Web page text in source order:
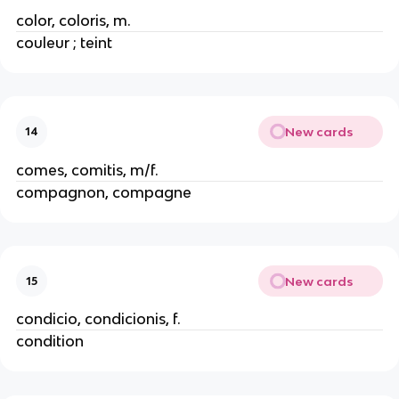
color, coloris, m.
couleur ; teint
14 New cards
comes, comitis, m/f.
compagnon, compagne
15 New cards
condicio, condicionis, f.
condition